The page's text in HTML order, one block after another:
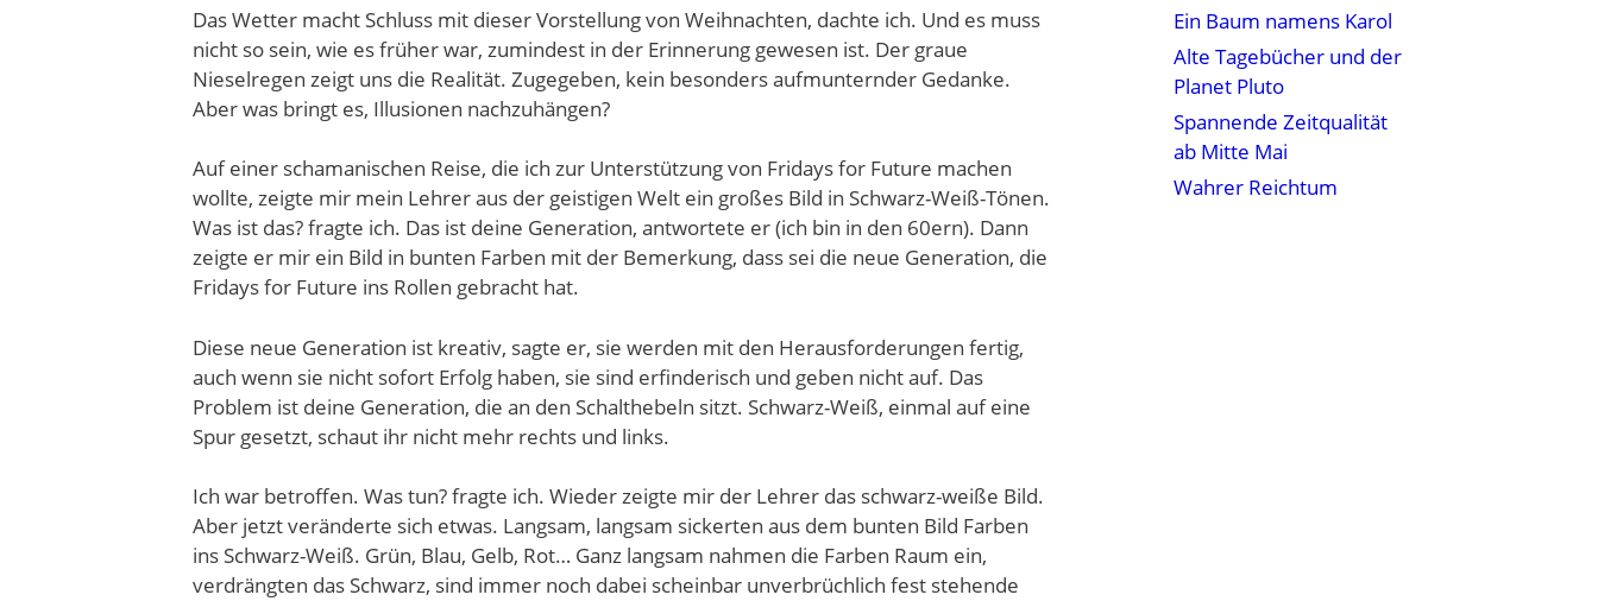
Das Wetter macht Schluss mit dieser Vorstellung von Weihnachten, dachte ich. Und es muss
nicht so sein, wie es früher war, zumindest in der Erinnerung gewesen ist. Der graue
Nieselregen zeigt uns die Realität. Zugegeben, kein besonders aufmunternder Gedanke.
Aber was bringt es, Illusionen nachzuhängen?
Auf einer schamanischen Reise, die ich zur Unterstützung von Fridays for Future machen
wollte, zeigte mir mein Lehrer aus der geistigen Welt ein großes Bild in Schwarz-Weiß-Tönen.
Was ist das? fragte ich. Das ist deine Generation, antwortete er (ich bin in den 60ern). Dann
zeigte er mir ein Bild in bunten Farben mit der Bemerkung, dass sei die neue Generation, die
Fridays for Future ins Rollen gebracht hat.
Diese neue Generation ist kreativ, sagte er, sie werden mit den Herausforderungen fertig,
auch wenn sie nicht sofort Erfolg haben, sie sind erfinderisch und geben nicht auf. Das
Problem ist deine Generation, die an den Schalthebeln sitzt. Schwarz-Weiß, einmal auf eine
Spur gesetzt, schaut ihr nicht mehr rechts und links.
Ich war betroffen. Was tun? fragte ich. Wieder zeigte mir der Lehrer das schwarz-weiße Bild.
Aber jetzt veränderte sich etwas. Langsam, langsam sickerten aus dem bunten Bild Farben
ins Schwarz-Weiß. Grün, Blau, Gelb, Rot… Ganz langsam nahmen die Farben Raum ein,
verdrängten das Schwarz, sind immer noch dabei scheinbar unverbrüchlich fest stehende
Ein Baum namens Karol
Alte Tagebücher und der
Planet Pluto
Spannende Zeitqualität
ab Mitte Mai
Wahrer Reichtum